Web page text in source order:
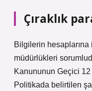
Çıraklık
Bilgilerin
müdürlükleri
Kanununun Geçici
Politikada belirtilen